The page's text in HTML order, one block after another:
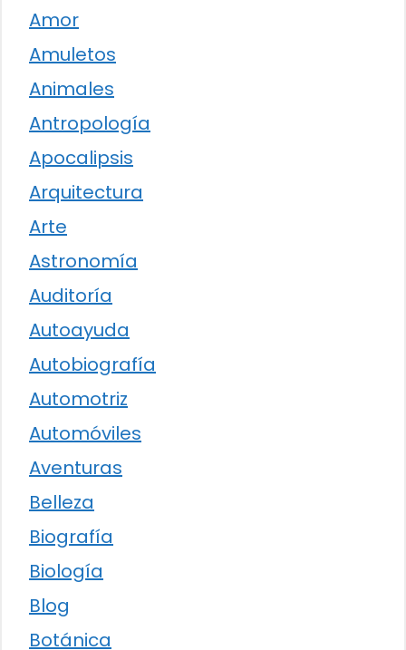
Amor
Amuletos
Animales
Antropología
Apocalipsis
Arquitectura
Arte
Astronomía
Auditoría
Autoayuda
Autobiografía
Automotriz
Automóviles
Aventuras
Belleza
Biografía
Biología
Blog
Botánica